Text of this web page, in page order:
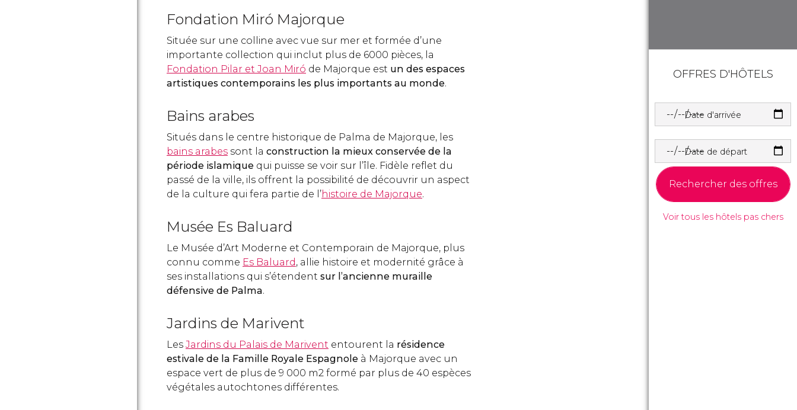
Fondation Miró Majorque
Située sur une colline avec vue sur mer et formée d’une
importante collection qui inclut plus de 6000 pièces, la
Fondation Pilar et Joan Miró de Majorque est un des espaces
artistiques contemporains les plus importants au monde.
Bains arabes
Situés dans le centre historique de Palma de Majorque, les
bains arabes sont la construction la mieux conservée de la
période islamique qui puisse se voir sur l’île. Fidèle reflet du
passé de la ville, ils offrent la possibilité de découvrir un aspect
de la culture qui fera partie de l’histoire de Majorque.
Musée Es Baluard
Le Musée d’Art Moderne et Contemporain de Majorque, plus
connu comme Es Baluard , allie histoire et modernité grâce à
ses installations qui s’étendent sur l’ancienne muraille
défensive de Palma.
Jardins de Marivent
Les Jardins du Palais de Marivent entourent la résidence
estivale de la Famille Royale Espagnole à Majorque avec un
espace vert de plus de 9 000 m2 formé par plus de 40 espèces
végétales autochtones différentes.
OFFRES D'HÔTELS
Date d'arrivée
Date de départ
Rechercher des offres
Voir tous les hôtels pas chers